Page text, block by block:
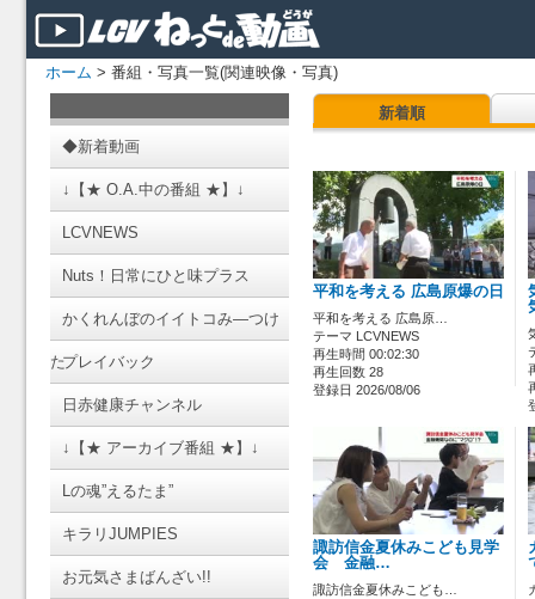
ホーム > 番組・写真一覧(関連映像・写真)
◆新着動画
↓【★ O.A.中の番組 ★】↓
LCVNEWS
Nuts！日常にひと味プラス
かくれんぼのイイトコみ―つけ
たプレイバック
日赤健康チャンネル
↓【★ アーカイブ番組 ★】↓
Lの魂”えるたま”
キラリJUMPIES
お元気さまばんざい!!
新着順
平和を考える 広島原爆の日
平和を考える 広島原…
テーマ LCVNEWS
再生時間 00:02:30
再生回数 28
登録日 2026/08/06
諏訪信金夏休みこども見学
会 金融…
諏訪信金夏休みこども…